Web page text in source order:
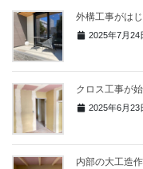
外構工事がは
2025年7月24
クロス工事が
2025年6月23
内部の大工造